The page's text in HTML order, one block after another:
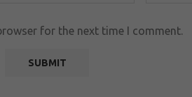
for the next time I comment.